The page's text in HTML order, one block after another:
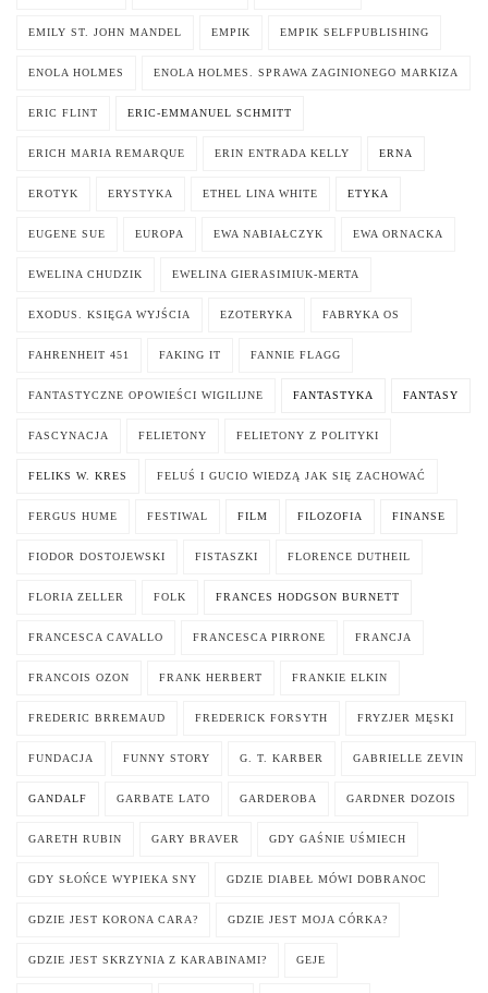
EMILY ST. JOHN MANDEL EMPIK EMPIK SELFPUBLISHING
ENOLA HOLMES ENOLA HOLMES. SPRAWA ZAGINIONEGO MARKIZA
ERIC FLINT ERIC-EMMANUEL SCHMITT
ERICH MARIA REMARQUE ERIN ENTRADA KELLY ERNA
EROTYK ERYSTYKA ETHEL LINA WHITE ETYKA
EUGENE SUE EUROPA EWA NABIAŁCZYK EWA ORNACKA
EWELINA CHUDZIK EWELINA GIERASIMIUK-MERTA
EXODUS. KSIĘGA WYJŚCIA EZOTERYKA FABRYKA OS
FAHRENHEIT 451 FAKING IT FANNIE FLAGG
FANTASTYCZNE OPOWIEŚCI WIGILIJNE FANTASTYKA FANTASY
FASCYNACJA FELIETONY FELIETONY Z POLITYKI
FELIKS W. KRES FELUŚ I GUCIO WIEDZĄ JAK SIĘ ZACHOWAĆ
FERGUS HUME FESTIWAL FILM FILOZOFIA FINANSE
FIODOR DOSTOJEWSKI FISTASZKI FLORENCE DUTHEIL
FLORIA ZELLER FOLK FRANCES HODGSON BURNETT
FRANCESCA CAVALLO FRANCESCA PIRRONE FRANCJA
FRANCOIS OZON FRANK HERBERT FRANKIE ELKIN
FREDERIC BRREMAUD FREDERICK FORSYTH FRYZJER MĘSKI
FUNDACJA FUNNY STORY G. T. KARBER GABRIELLE ZEVIN
GANDALF GARBATE LATO GARDEROBA GARDNER DOZOIS
GARETH RUBIN GARY BRAVER GDY GAŚNIE UŚMIECH
GDY SŁOŃCE WYPIEKA SNY GDZIE DIABEŁ MÓWI DOBRANOC
GDZIE JEST KORONA CARA? GDZIE JEST MOJA CÓRKA?
GDZIE JEST SKRZYNIA Z KARABINAMI? GEJE